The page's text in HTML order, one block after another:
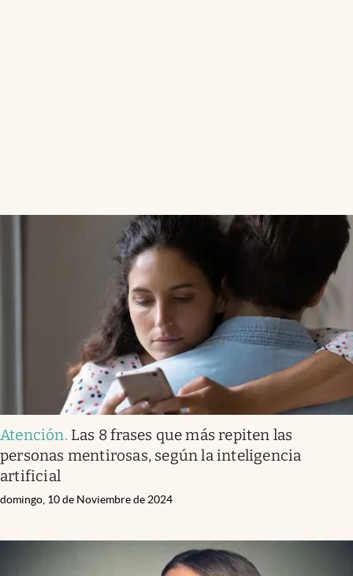
Atención. Las 8 frases que más repiten las
personas mentirosas, según la inteligencia
artificial
domingo, 10 de Noviembre de 2024